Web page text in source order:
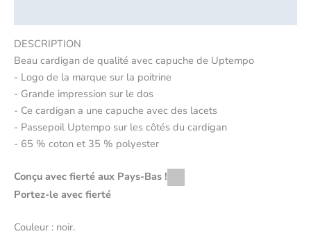
DESCRIPTION
Beau cardigan de qualité avec capuche de Uptempo
- Logo de la marque sur la poitrine
- Grande impression sur le dos
- Ce cardigan a une capuche avec des lacets
- Passepoil Uptempo sur les côtés du cardigan
- 65 % coton et 35 % polyester
Conçu avec fierté aux Pays-Bas !
Portez-le avec fierté
Couleur : noir.